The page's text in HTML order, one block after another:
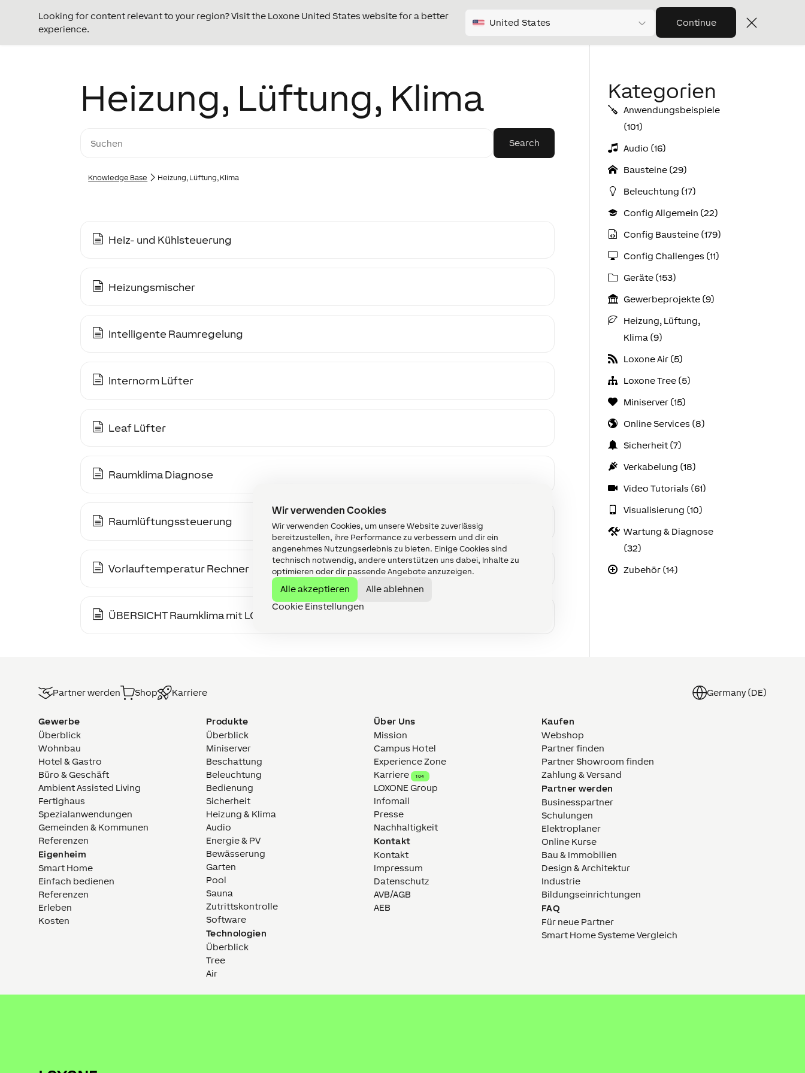
Wir verwenden Cookies
Wir verwenden Cookies, um unsere Website zuverlässig
bereitzustellen, ihre Performance zu verbessern und dir ein
angenehmes Nutzungserlebnis zu bieten. Einige Cookies sind
technisch notwendig, andere unterstützen uns dabei, Inhalte zu
optimieren oder dir passende Angebote anzuzeigen.
Alle akzeptieren
Alle ablehnen
Cookie Einstellungen
Looking for content relevant to your region? Visit the Loxone United States website for a better
experience.
United States Continue
Heizung, Lüftung, Klima
Knowledge Base Heizung, Lüftung, Klima
Heiz- und Kühlsteuerung
Heizungsmischer
Intelligente Raumregelung
Internorm Lüfter
Leaf Lüfter
Raumklima Diagnose
Raumlüftungssteuerung
Vorlauftemperatur Rechner
ÜBERSICHT Raumklima mit LOXONE
Kategorien
Anwendungs­­­beispiele
(101)
Audio (16)
Bausteine (29)
Beleuchtung (17)
Config Allgemein (22)
Config Bausteine (179)
Config Challenges (11)
Geräte (153)
Gewerbeprojekte (9)
Heizung, Lüftung,
Klima (9)
Loxone Air (5)
Loxone Tree (5)
Miniserver (15)
Online Services (8)
Sicherheit (7)
Verkabelung (18)
Video Tutorials (61)
Visualisierung (10)
Wartung & Diagnose
(32)
Zubehör (14)
Partner werden Shop Karriere Germany (DE)
Gewerbe
Überblick
Wohnbau
Hotel & Gastro
Büro & Geschäft
Ambient Assisted Living
Fertighaus
Spezialanwendungen
Gemeinden & Kommunen
Referenzen
Eigenheim
Smart Home
Einfach bedienen
Referenzen
Erleben
Kosten
Produkte
Überblick
Miniserver
Beschattung
Beleuchtung
Bedienung
Sicherheit
Heizung & Klima
Audio
Energie & PV
Bewässerung
Garten
Pool
Sauna
Zutrittskontrolle
Software
Technologien
Überblick
Tree
Air
Über Uns
Mission
Campus Hotel
Experience Zone
Karriere
104
LOXONE Group
Infomail
Presse
Nachhaltigkeit
Kontakt
Kontakt
Impressum
Datenschutz
AVB/AGB
AEB
Kaufen
Webshop
Partner finden
Partner Showroom finden
Zahlung & Versand
Partner werden
Businesspartner
Schulungen
Elektroplaner
Online Kurse
Bau & Immobilien
Design & Architektur
Industrie
Bildungs­­einrich­tungen
FAQ
Für neue Partner
Smart Home Systeme Vergleich